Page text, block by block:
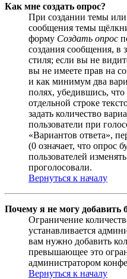
Как мне создать опрос?
При создании темы
сообщения темы
форму Создать опрос
создания сообщения, в
стиля; если вы не
вы не имеете прав на
и как минимум два
полях, убедившись,
отдельной строке
задать количество
пользователи при
«Вариантов ответа»,
(0 означает, что опрос
пользователей
проголосовали.
Вернуться к началу
Почему я не могу добавить
Ограничение
устанавливается
вам нужно добавить
превышающее это
администратором
Вернуться к началу